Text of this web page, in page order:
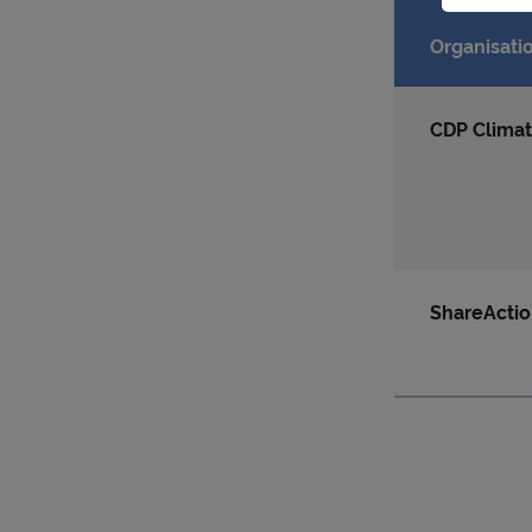
CDP Climat
sont
●
●
de
●
des
Charte
En